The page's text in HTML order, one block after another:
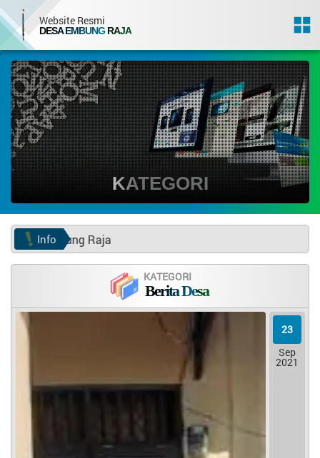
Website Resmi
DESA EMBUNG RAJA
,
KATEGORI
Info
KATEGORI
Berita Desa
23
Sep
2021